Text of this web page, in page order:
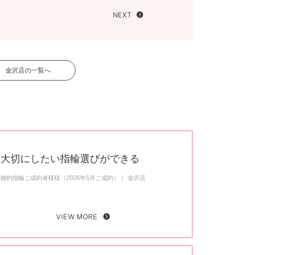
NEXT
金沢店の一覧へ
大切にしたい指輪選びができる
婚約指輪ご成約者様様（2026年5月ご成約） 金沢店
VIEW MORE